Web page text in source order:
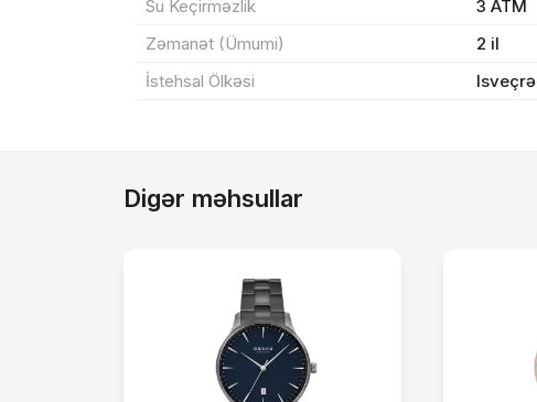
Su Keçirməzlik
3 ATM
Zəmanət (Ümumi)
2 il
İstehsal Ölkəsi
Isveçrə
Digər məhsullar